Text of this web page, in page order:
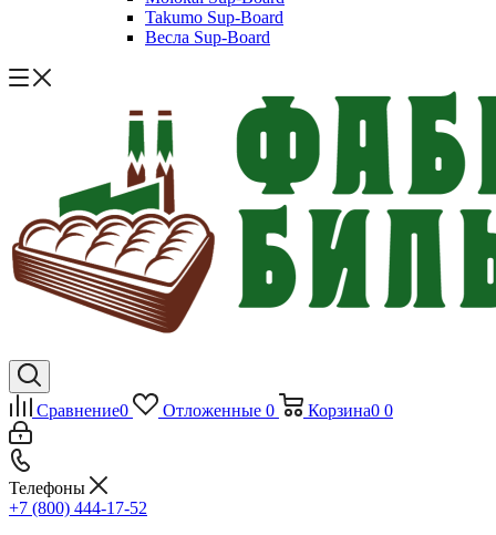
Takumo Sup-Board
Весла Sup-Board
Сравнение0 Отложенные 0 Корзина0 0
Телефоны
+7 (800) 444-17-52